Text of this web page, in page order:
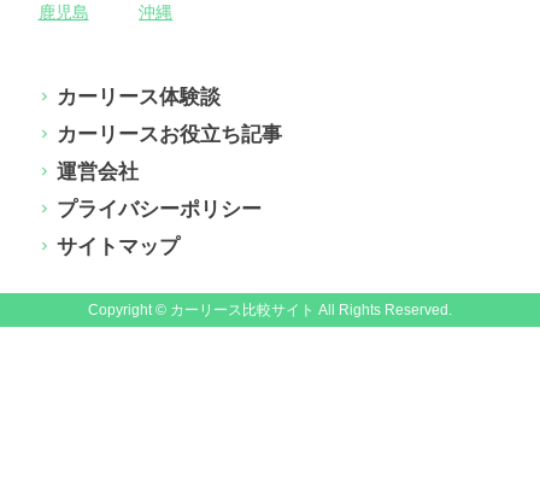
鹿児島
沖縄
カーリース体験談
カーリースお役立ち記事
運営会社
プライバシーポリシー
サイトマップ
Copyright © カーリース比較サイト All Rights Reserved.